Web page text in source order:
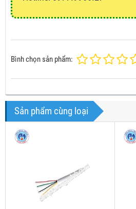
Bình chọn sản phẩm:
Sản phẩm cùng loại